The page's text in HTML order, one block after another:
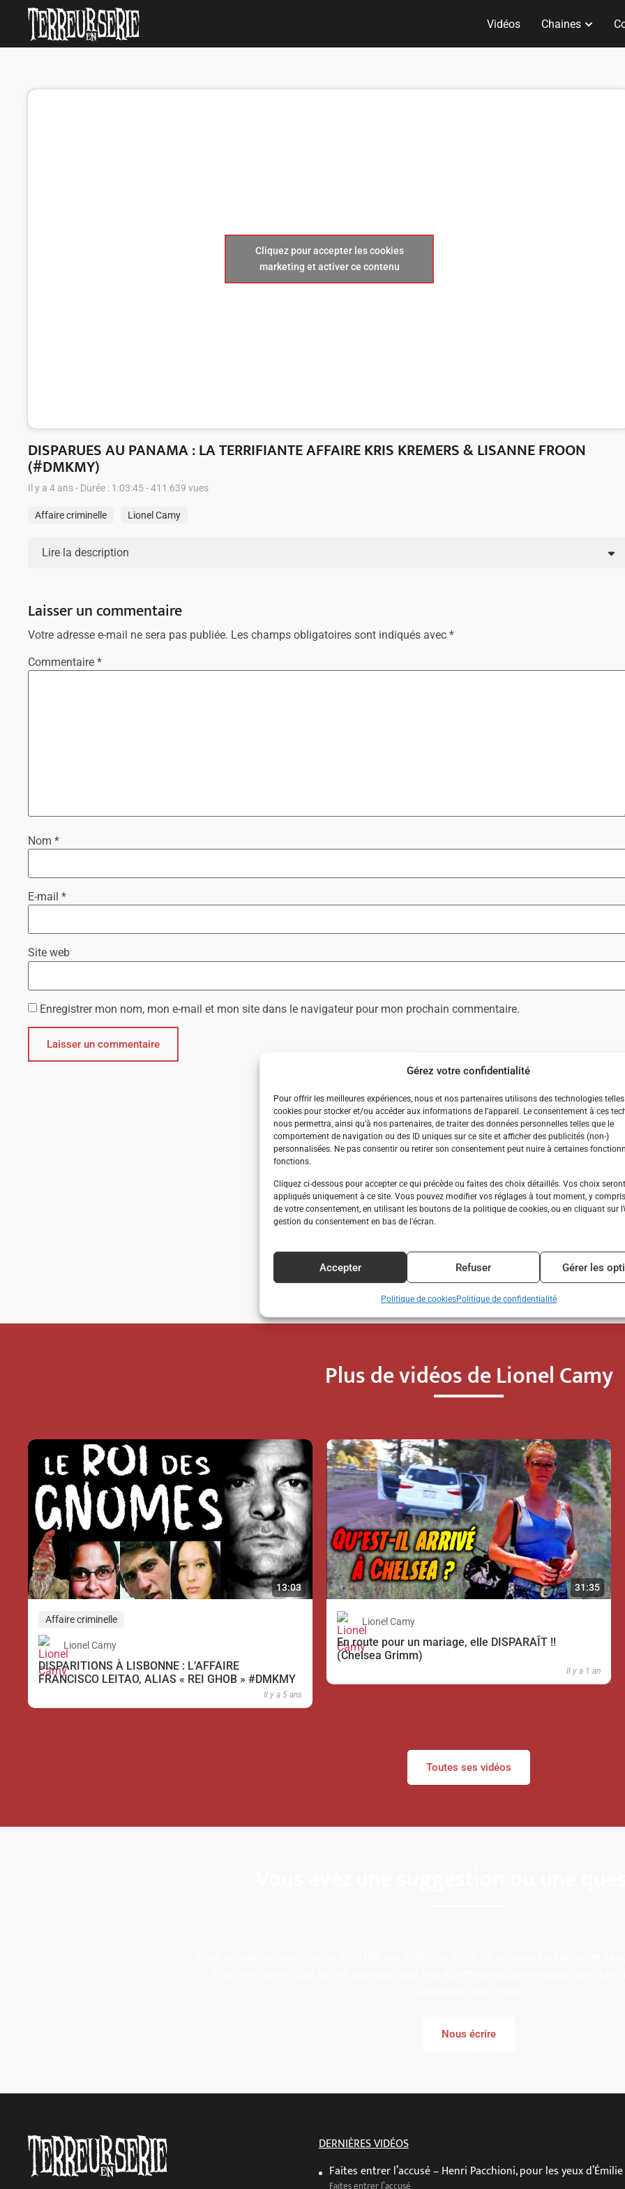
Gérez votre confidentialité
Pour offrir les meilleures expériences, nous et nos partenaires utilisons des technologies
cookies pour stocker et/ou accéder aux informations de l’appareil. Le consentement à ces
nous permettra, ainsi qu’à nos partenaires, de traiter des données personnelles telles que le
comportement de navigation ou des ID uniques sur ce site et afficher des publicités (non-)
personnalisées. Ne pas consentir ou retirer son consentement peut nuire à certaines
fonctions.
Cliquez ci-dessous pour accepter ce qui précède ou faites des choix détaillés. Vos choix seront
appliqués uniquement à ce site. Vous pouvez modifier vos réglages à tout moment, y
de votre consentement, en utilisant les boutons de la politique de cookies, ou en cliquant sur
gestion du consentement en bas de l’écran.
Accepter Refuser Gérer les
Politique de cookiesPolitique de confidentialité
Vidéos Chaines
Cliquez pour accepter les cookies
marketing et activer ce contenu
DISPARUES AU PANAMA : LA TERRIFIANTE AFFAIRE KRIS KREMERS & LISANNE FROON
(#DMKMY)
Il y a 4 ans - Durée : 1:03:45 - 411 639 vues
Affaire criminelle Lionel Camy
Lire la description
Laisser un commentaire
Votre adresse e-mail ne sera pas publiée. Les champs obligatoires sont indiqués avec *
Commentaire *
Nom *
E-mail *
Site web
Enregistrer mon nom, mon e-mail et mon site dans le navigateur pour mon prochain commentaire.
Plus de vidéos de Lionel Camy
13:03
Affaire criminelle
Lionel Camy
DISPARITIONS À LISBONNE : L’AFFAIRE
FRANCISCO LEITAO, ALIAS « REI GHOB » #DMKMY
Il y a 5 ans
31:35
Lionel Camy
En route pour un mariage, elle DISPARAÎT !!
(Chelsea Grimm)
Il y a 1 an
Toutes ses vidéos
Nous écrire
DERNIÈRES VIDÉOS
Faites entrer l’accusé – Henri Pacchioni, pour les yeux d’Émilie